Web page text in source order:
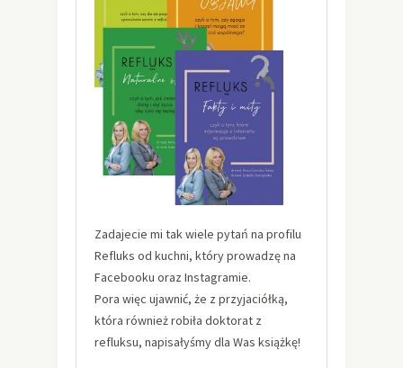
Zadajecie mi tak wiele pytań na profilu
Refluks od kuchni, który prowadzę na
Facebooku oraz Instagramie.
Pora więc ujawnić, że z przyjaciółką,
która również robiła doktorat z
refluksu, napisałyśmy dla Was książkę!